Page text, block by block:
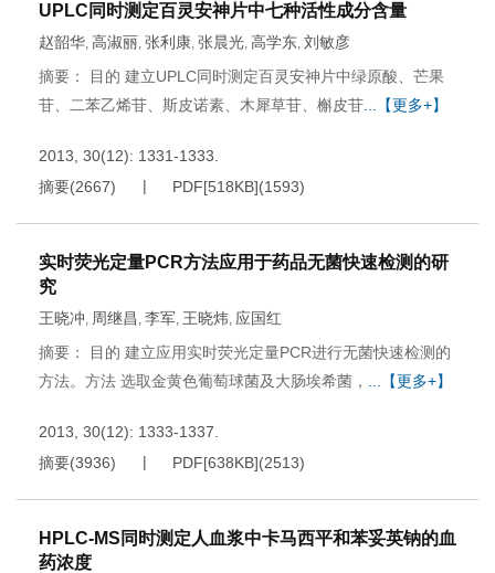
UPLC同时测定百灵安神片中七种活性成分含量
赵韶华, 高淑丽, 张利康, 张晨光, 高学东, 刘敏彦
摘要： 目的 建立UPLC同时测定百灵安神片中绿原酸、芒果
苷、二苯乙烯苷、斯皮诺素、木犀草苷、槲皮苷 ...【更多+】
2013, 30(12): 1331-1333.
摘要(2667) PDF[518KB](1593)
实时荧光定量PCR方法应用于药品无菌快速检测的研
究
王晓冲, 周继昌 , 李军, 王晓炜, 应国红
摘要： 目的 建立应用实时荧光定量PCR进行无菌快速检测的
方法。方法 选取金黄色葡萄球菌及大肠埃希菌，
...【更多+】
2013, 30(12): 1333-1337.
摘要(3936) PDF[638KB](2513)
HPLC-MS同时测定人血浆中卡马西平和苯妥英钠的血
药浓度